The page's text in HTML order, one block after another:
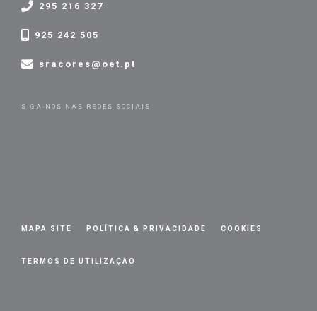
295 216 327
925 242 505
sracores@oet.pt
SIGA-NOS NAS REDES SOCIAIS
MAPA SITE POLÍTICA & PRIVACIDADE COOKIES
TERMOS DE UTILIZAÇÃO